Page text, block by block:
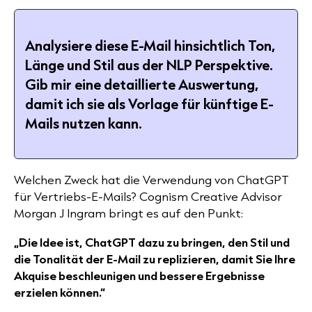
Analysiere diese E-Mail hinsichtlich Ton,
Länge und Stil aus der NLP Perspektive.
Gib mir eine detaillierte Auswertung,
damit ich sie als Vorlage für künftige E-
Mails nutzen kann.
Welchen Zweck hat die Verwendung von ChatGPT
für Vertriebs-E-Mails? Cognism Creative Advisor
Morgan J Ingram bringt es auf den Punkt:
„Die Idee ist, ChatGPT dazu zu bringen, den Stil und
die Tonalität der E-Mail zu replizieren, damit Sie Ihre
Akquise beschleunigen und bessere Ergebnisse
erzielen können.“